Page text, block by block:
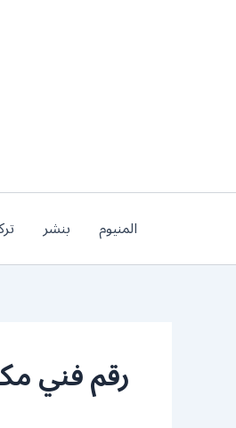
المنيوم بنشر
رقم فني